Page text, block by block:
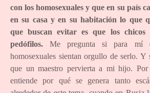
con los homosexuales y que en su país
en su casa y en su habitación lo que
que buscan evitar es que los chicos
pedófilos. Me pregunta si para mí
homosexuales sientan orgullo de serlo.
que un maestro pervierta a mi hijo.
entiende por qué se genera tanto